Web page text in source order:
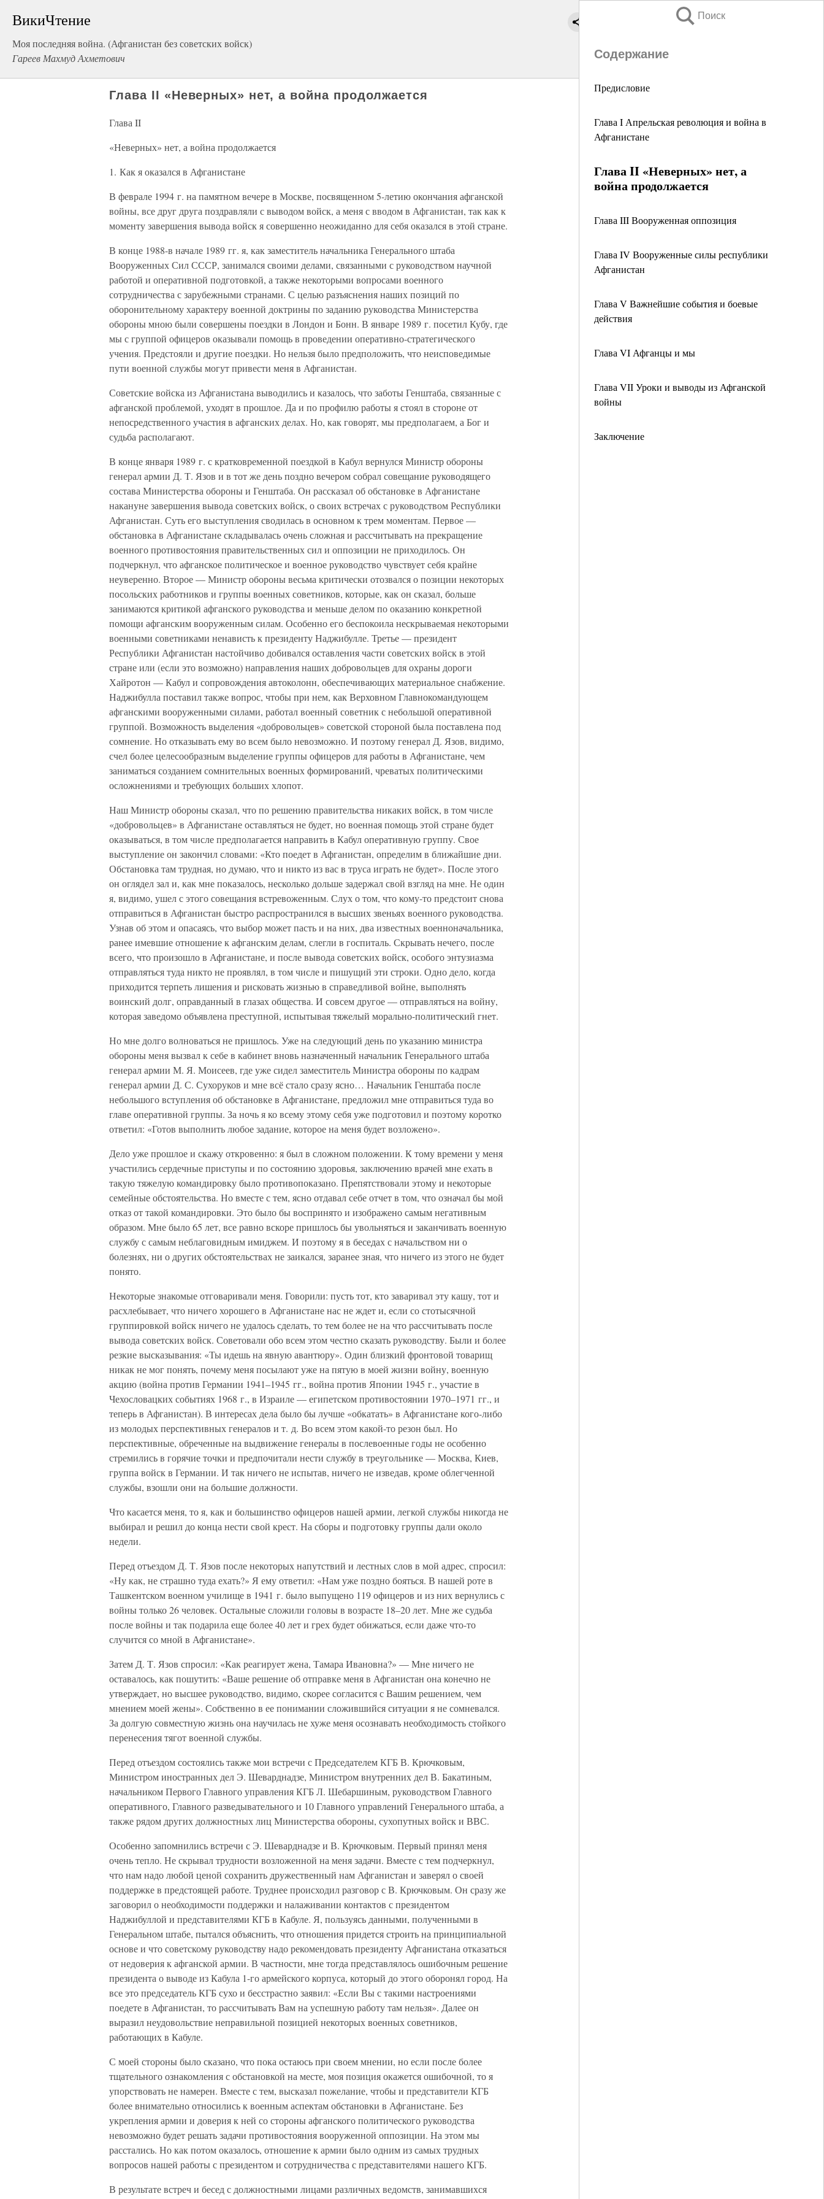
ВикиЧтение
Моя последняя война. (Афганистан без советских войск)
Гареев Махмуд Ахметович
Поиск
Содержание
Предисловие
Глава I Апрельская революция и война в
Афганистане
Глава II «Неверных» нет, а
война продолжается
Глава III Вооруженная оппозиция
Глава IV Вооруженные силы республики
Афганистан
Глава V Важнейшие события и боевые
действия
Глава VI Афганцы и мы
Глава VII Уроки и выводы из Афганской
войны
Заключение
Глава II «Неверных» нет, а война продолжается
Глава II
«Неверных» нет, а война продолжается
1. Как я оказался в Афганистане
В феврале 1994 г. на памятном вечере в Москве, посвященном 5-летию окончания афганской
войны, все друг друга поздравляли с выводом войск, а меня с вводом в Афганистан, так как к
моменту завершения вывода войск я совершенно неожиданно для себя оказался в этой стране.
В конце 1988-в начале 1989 гг. я, как заместитель начальника Генерального штаба
Вооруженных Сил СССР, занимался своими делами, связанными с руководством научной
работой и оперативной подготовкой, а также некоторыми вопросами военного
сотрудничества с зарубежными странами. С целью разъяснения наших позиций по
оборонительному характеру военной доктрины по заданию руководства Министерства
обороны мною были совершены поездки в Лондон и Бонн. В январе 1989 г. посетил Кубу, где
мы с группой офицеров оказывали помощь в проведении оперативно-стратегического
учения. Предстояли и другие поездки. Но нельзя было предположить, что неисповедимые
пути военной службы могут привести меня в Афганистан.
Советские войска из Афганистана выводились и казалось, что заботы Генштаба, связанные с
афганской проблемой, уходят в прошлое. Да и по профилю работы я стоял в стороне от
непосредственного участия в афганских делах. Но, как говорят, мы предполагаем, а Бог и
судьба располагают.
В конце января 1989 г. с кратковременной поездкой в Кабул вернулся Министр обороны
генерал армии Д. Т. Язов и в тот же день поздно вечером собрал совещание руководящего
состава Министерства обороны и Генштаба. Он рассказал об обстановке в Афганистане
накануне завершения вывода советских войск, о своих встречах с руководством Республики
Афганистан. Суть его выступления сводилась в основном к трем моментам. Первое —
обстановка в Афганистане складывалась очень сложная и рассчитывать на прекращение
военного противостояния правительственных сил и оппозиции не приходилось. Он
подчеркнул, что афганское политическое и военное руководство чувствует себя крайне
неуверенно. Второе — Министр обороны весьма критически отозвался о позиции некоторых
посольских работников и группы военных советников, которые, как он сказал, больше
занимаются критикой афганского руководства и меньше делом по оказанию конкретной
помощи афганским вооруженным силам. Особенно его беспокоила нескрываемая некоторыми
военными советниками ненависть к президенту Наджибулле. Третье — президент
Республики Афганистан настойчиво добивался оставления части советских войск в этой
стране или (если это возможно) направления наших добровольцев для охраны дороги
Хайротон — Кабул и сопровождения автоколонн, обеспечивающих материальное снабжение.
Наджибулла поставил также вопрос, чтобы при нем, как Верховном Главнокомандующем
афганскими вооруженными силами, работал военный советник с небольшой оперативной
группой. Возможность выделения «добровольцев» советской стороной была поставлена под
сомнение. Но отказывать ему во всем было невозможно. И поэтому генерал Д. Язов, видимо,
счел более целесообразным выделение группы офицеров для работы в Афганистане, чем
заниматься созданием сомнительных военных формирований, чреватых политическими
осложнениями и требующих больших хлопот.
Наш Министр обороны сказал, что по решению правительства никаких войск, в том числе
«добровольцев» в Афганистане оставляться не будет, но военная помощь этой стране будет
оказываться, в том числе предполагается направить в Кабул оперативную группу. Свое
выступление он закончил словами: «Кто поедет в Афганистан, определим в ближайшие дни.
Обстановка там трудная, но думаю, что и никто из вас в труса играть не будет». После этого
он оглядел зал и, как мне показалось, несколько дольше задержал свой взгляд на мне. Не один
я, видимо, ушел с этого совещания встревоженным. Слух о том, что кому-то предстоит снова
отправиться в Афганистан быстро распространился в высших звеньях военного руководства.
Узнав об этом и опасаясь, что выбор может пасть и на них, два известных военноначальника,
ранее имевшие отношение к афганским делам, слегли в госпиталь. Скрывать нечего, после
всего, что произошло в Афганистане, и после вывода советских войск, особого энтузиазма
отправляться туда никто не проявлял, в том числе и пишущий эти строки. Одно дело, когда
приходится терпеть лишения и рисковать жизнью в справедливой войне, выполнять
воинский долг, оправданный в глазах общества. И совсем другое — отправляться на войну,
которая заведомо объявлена преступной, испытывая тяжелый морально-политический гнет.
Но мне долго волноваться не пришлось. Уже на следующий день по указанию министра
обороны меня вызвал к себе в кабинет вновь назначенный начальник Генерального штаба
генерал армии М. Я. Моисеев, где уже сидел заместитель Министра обороны по кадрам
генерал армии Д. С. Сухоруков и мне всё стало сразу ясно… Начальник Генштаба после
небольшого вступления об обстановке в Афганистане, предложил мне отправиться туда во
главе оперативной группы. За ночь я ко всему этому себя уже подготовил и поэтому коротко
ответил: «Готов выполнить любое задание, которое на меня будет возложено».
Дело уже прошлое и скажу откровенно: я был в сложном положении. К тому времени у меня
участились сердечные приступы и по состоянию здоровья, заключению врачей мне ехать в
такую тяжелую командировку было противопоказано. Препятствовали этому и некоторые
семейные обстоятельства. Но вместе с тем, ясно отдавал себе отчет в том, что означал бы мой
отказ от такой командировки. Это было бы воспринято и изображено самым негативным
образом. Мне было 65 лет, все равно вскоре пришлось бы увольняться и заканчивать военную
службу с самым неблаговидным имиджем. И поэтому я в беседах с начальством ни о
болезнях, ни о других обстоятельствах не заикался, заранее зная, что ничего из этого не будет
понято.
Некоторые знакомые отговаривали меня. Говорили: пусть тот, кто заваривал эту кашу, тот и
расхлебывает, что ничего хорошего в Афганистане нас не ждет и, если со стотысячной
группировкой войск ничего не удалось сделать, то тем более не на что рассчитывать после
вывода советских войск. Советовали обо всем этом честно сказать руководству. Были и более
резкие высказывания: «Ты идешь на явную авантюру». Один близкий фронтовой товарищ
никак не мог понять, почему меня посылают уже на пятую в моей жизни войну, военную
акцию (война против Германии 1941–1945 гг., война против Японии 1945 г., участие в
Чехословацких событиях 1968 г., в Израиле — египетском противостоянии 1970–1971 гг., и
теперь в Афганистан). В интересах дела было бы лучше «обкатать» в Афганистане кого-либо
из молодых перспективных генералов и т. д. Во всем этом какой-то резон был. Но
перспективные, обреченные на выдвижение генералы в послевоенные годы не особенно
стремились в горячие точки и предпочитали нести службу в треугольнике — Москва, Киев,
группа войск в Германии. И так ничего не испытав, ничего не изведав, кроме облегченной
службы, взошли они на большие должности.
Что касается меня, то я, как и большинство офицеров нашей армии, легкой службы никогда не
выбирал и решил до конца нести свой крест. На сборы и подготовку группы дали около
недели.
Перед отъездом Д. Т. Язов после некоторых напутствий и лестных слов в мой адрес, спросил:
«Ну как, не страшно туда ехать?» Я ему ответил: «Нам уже поздно бояться. В нашей роте в
Ташкентском военном училище в 1941 г. было выпущено 119 офицеров и из них вернулись с
войны только 26 человек. Остальные сложили головы в возрасте 18–20 лет. Мне же судьба
после войны и так подарила еще более 40 лет и грех будет обижаться, если даже что-то
случится со мной в Афганистане».
Затем Д. Т. Язов спросил: «Как реагирует жена, Тамара Ивановна?» — Мне ничего не
оставалось, как пошутить: «Ваше решение об отправке меня в Афганистан она конечно не
утверждает, но высшее руководство, видимо, скорее согласится с Вашим решением, чем
мнением моей жены». Собственно в ее понимании сложившийся ситуации я не сомневался.
За долгую совместную жизнь она научилась не хуже меня осознавать необходимость стойкого
перенесения тягот военной службы.
Перед отъездом состоялись также мои встречи с Председателем КГБ В. Крючковым,
Министром иностранных дел Э. Шеварднадзе, Министром внутренних дел В. Бакатиным,
начальником Первого Главного управления КГБ Л. Шебаршиным, руководством Главного
оперативного, Главного разведывательного и 10 Главного управлений Генерального штаба, а
также рядом других должностных лиц Министерства обороны, сухопутных войск и ВВС.
Особенно запомнились встречи с Э. Шеварднадзе и В. Крючковым. Первый принял меня
очень тепло. Не скрывал трудности возложенной на меня задачи. Вместе с тем подчеркнул,
что нам надо любой ценой сохранить дружественный нам Афганистан и заверял о своей
поддержке в предстоящей работе. Труднее происходил разговор с В. Крючковым. Он сразу же
заговорил о необходимости поддержки и налаживании контактов с президентом
Наджибуллой и представителями КГБ в Кабуле. Я, пользуясь данными, полученными в
Генеральном штабе, пытался объяснить, что отношения придется строить на принципиальной
основе и что советскому руководству надо рекомендовать президенту Афганистана отказаться
от недоверия к афганской армии. В частности, мне тогда представлялось ошибочным решение
президента о выводе из Кабула 1-го армейского корпуса, который до этого оборонял город. На
все это председатель КГБ сухо и бесстрастно заявил: «Если Вы с такими настроениями
поедете в Афганистан, то рассчитывать Вам на успешную работу там нельзя». Далее он
выразил неудовольствие неправильной позицией некоторых военных советников,
работающих в Кабуле.
С моей стороны было сказано, что пока остаюсь при своем мнении, но если после более
тщательного ознакомления с обстановкой на месте, моя позиция окажется ошибочной, то я
упорствовать не намерен. Вместе с тем, высказал пожелание, чтобы и представители КГБ
более внимательно относились к военным аспектам обстановки в Афганистане. Без
укрепления армии и доверия к ней со стороны афганского политического руководства
невозможно будет решать задачи противостояния вооруженной оппозиции. На этом мы
расстались. Но как потом оказалось, отношение к армии было одним из самых трудных
вопросов нашей работы с президентом и сотрудничества с представителями нашего КГБ.
В результате встреч и бесед с должностными лицами различных ведомств, занимавшихся